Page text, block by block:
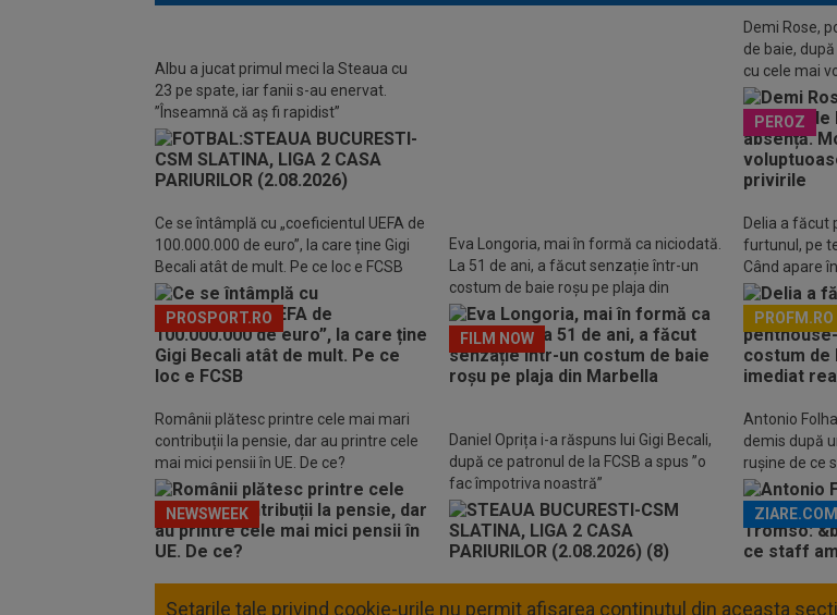
Albu a jucat primul meci la Steaua cu
23 pe spate, iar fanii s-au enervat.
”Înseamnă că aș fi rapidist”
Demi Rose,
de baie,
cu cele mai
toate privirile
PEROZ
Ce se întâmplă cu „coeficientul UEFA de
100.000.000 de euro”, la care ține Gigi
Becali atât de mult. Pe ce loc e FCSB
PROSPORT.RO
Eva Longoria, mai în formă ca niciodată.
La 51 de ani, a făcut senzație într-un
costum de baie roșu pe plaja din
Marbella
FILM NOW
Delia a făcut
furtunul, pe
Când apare
stârnește
PROFM.RO
Românii plătesc printre cele mai mari
contribuții la pensie, dar au printre cele
mai mici pensii în UE. De ce?
NEWSWEEK
Daniel Oprița i-a răspuns lui Gigi Becali,
după ce patronul de la FCSB a spus ”o
fac împotriva noastră”
Antonio
demis după
rușine de ce
ZIARE.COM
Setarile tale privind cookie-urile nu permit afisarea continutul din aceasta